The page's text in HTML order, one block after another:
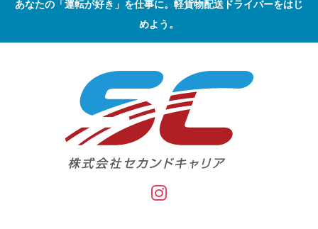
あなたの「運転が好き」を仕事に。軽貨物配送ドライバーをはじ
めよう。